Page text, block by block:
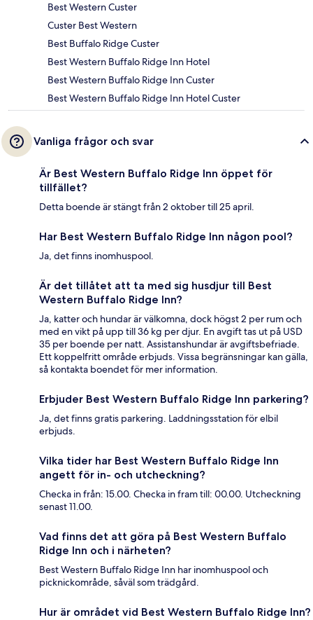
Best Western Custer
Custer Best Western
Best Buffalo Ridge Custer
Best Western Buffalo Ridge Inn Hotel
Best Western Buffalo Ridge Inn Custer
Best Western Buffalo Ridge Inn Hotel Custer
Vanliga frågor och svar
Är Best Western Buffalo Ridge Inn öppet för
tillfället?
Detta boende är stängt från 2 oktober till 25 april.
Har Best Western Buffalo Ridge Inn någon pool?
Ja, det finns inomhuspool.
Är det tillåtet att ta med sig husdjur till Best
Western Buffalo Ridge Inn?
Ja, katter och hundar är välkomna, dock högst 2 per rum och
med en vikt på upp till 36 kg per djur. En avgift tas ut på USD
35 per boende per natt. Assistanshundar är avgiftsbefriade.
Ett koppelfritt område erbjuds. Vissa begränsningar kan gälla,
så kontakta boendet för mer information.
Erbjuder Best Western Buffalo Ridge Inn parkering?
Ja, det finns gratis parkering. Laddningsstation för elbil
erbjuds.
Vilka tider har Best Western Buffalo Ridge Inn
angett för in- och utcheckning?
Checka in från: 15.00. Checka in fram till: 00.00. Utcheckning
senast 11.00.
Vad finns det att göra på Best Western Buffalo
Ridge Inn och i närheten?
Best Western Buffalo Ridge Inn har inomhuspool och
picknickområde, såväl som trädgård.
Hur är området vid Best Western Buffalo Ridge Inn?